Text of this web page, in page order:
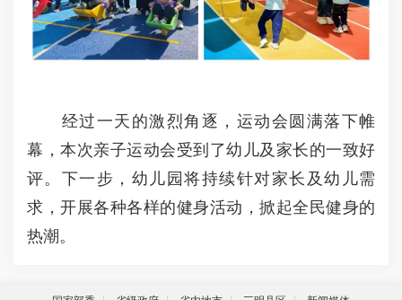
经过一天的激烈角逐，运动会圆满落下帷
幕，本次亲子运动会受到了幼儿及家长的一致好
评。下一步，幼儿园将持续针对家长及幼儿需
求，开展各种各样的健身活动，掀起全民健身的
热潮。